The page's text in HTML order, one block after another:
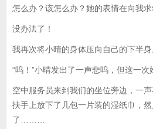
怎么办？该怎么办？她的表情在向我求
没办法了！
我再次将小晴的身体压向自己的下半身
“呜！”小晴发出了一声悲呜，但这一次
空中服务员来到我们的坐位旁边，一
扶手上放下了几包一片装的湿纸巾，
了………